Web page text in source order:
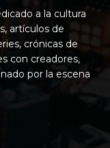
a la cultura
artículos de
crónicas de
con creadores,
por la escena